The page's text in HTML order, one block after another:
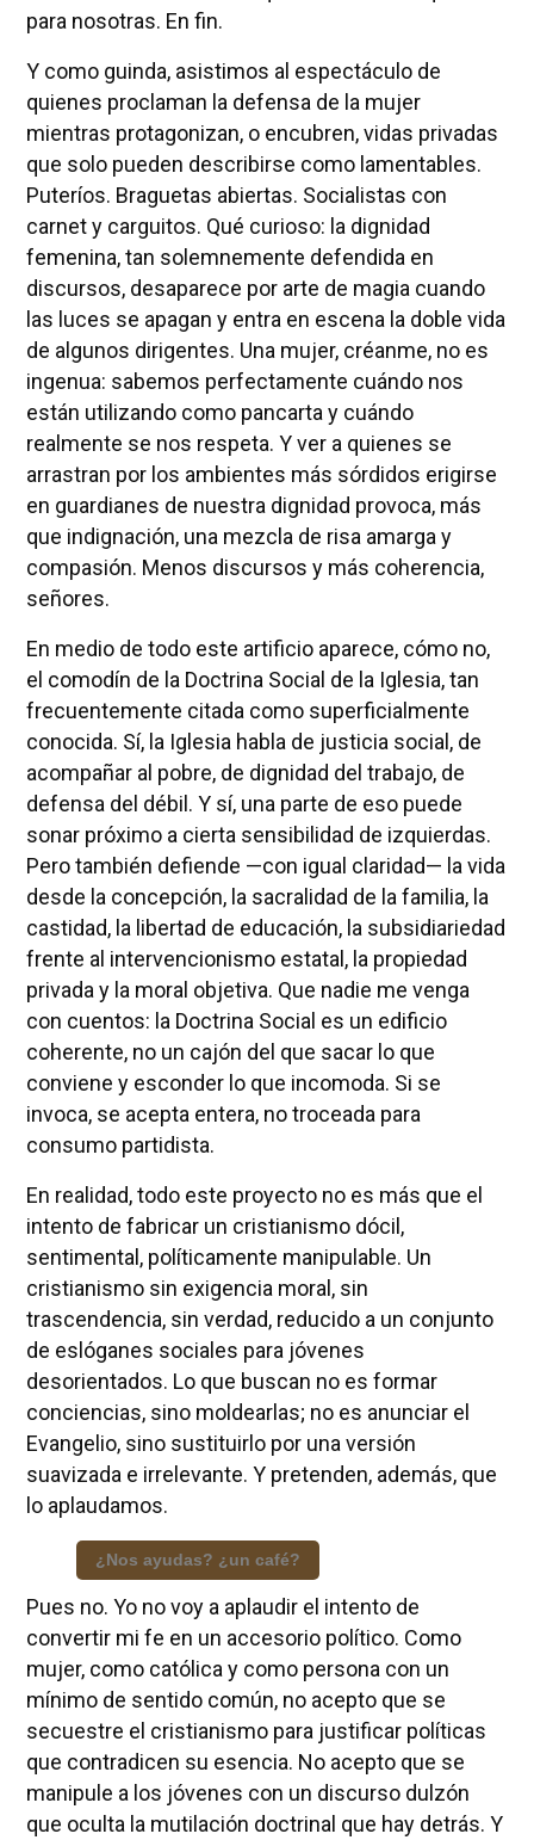
para nosotras. En fin.
Y como guinda, asistimos al espectáculo de
quienes proclaman la defensa de la mujer
mientras protagonizan, o encubren, vidas privadas
que solo pueden describirse como lamentables.
Puteríos. Braguetas abiertas. Socialistas con
carnet y carguitos. Qué curioso: la dignidad
femenina, tan solemnemente defendida en
discursos, desaparece por arte de magia cuando
las luces se apagan y entra en escena la doble vida
de algunos dirigentes. Una mujer, créanme, no es
ingenua: sabemos perfectamente cuándo nos
están utilizando como pancarta y cuándo
realmente se nos respeta. Y ver a quienes se
arrastran por los ambientes más sórdidos erigirse
en guardianes de nuestra dignidad provoca, más
que indignación, una mezcla de risa amarga y
compasión. Menos discursos y más coherencia,
señores.
En medio de todo este artificio aparece, cómo no,
el comodín de la Doctrina Social de la Iglesia, tan
frecuentemente citada como superficialmente
conocida. Sí, la Iglesia habla de justicia social, de
acompañar al pobre, de dignidad del trabajo, de
defensa del débil. Y sí, una parte de eso puede
sonar próximo a cierta sensibilidad de izquierdas.
Pero también defiende —con igual claridad— la vida
desde la concepción, la sacralidad de la familia, la
castidad, la libertad de educación, la subsidiariedad
frente al intervencionismo estatal, la propiedad
privada y la moral objetiva. Que nadie me venga
con cuentos: la Doctrina Social es un edificio
coherente, no un cajón del que sacar lo que
conviene y esconder lo que incomoda. Si se
invoca, se acepta entera, no troceada para
consumo partidista.
En realidad, todo este proyecto no es más que el
intento de fabricar un cristianismo dócil,
sentimental, políticamente manipulable. Un
cristianismo sin exigencia moral, sin
trascendencia, sin verdad, reducido a un conjunto
de eslóganes sociales para jóvenes
desorientados. Lo que buscan no es formar
conciencias, sino moldearlas; no es anunciar el
Evangelio, sino sustituirlo por una versión
suavizada e irrelevante. Y pretenden, además, que
lo aplaudamos.
¿Nos ayudas? ¿un café?
Pues no. Yo no voy a aplaudir el intento de
convertir mi fe en un accesorio político. Como
mujer, como católica y como persona con un
mínimo de sentido común, no acepto que se
secuestre el cristianismo para justificar políticas
que contradicen su esencia. No acepto que se
manipule a los jóvenes con un discurso dulzón
que oculta la mutilación doctrinal que hay detrás. Y